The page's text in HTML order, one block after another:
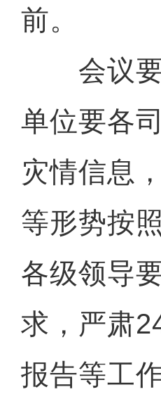
前。
会议要
单位要各
灾情信息
等形势按
各级领导
求，严肃
报告等工